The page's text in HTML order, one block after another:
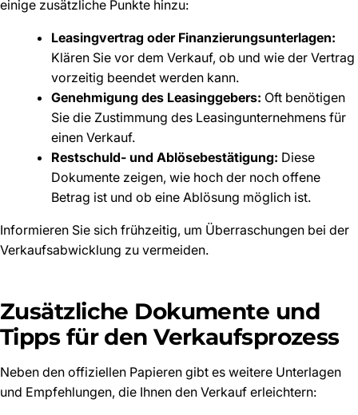
einige zusätzliche Punkte hinzu:
Leasingvertrag oder Finanzierungsunterlagen:
Klären Sie vor dem Verkauf, ob und wie der Vertrag
vorzeitig beendet werden kann.
Genehmigung des Leasinggebers: Oft benötigen
Sie die Zustimmung des Leasingunternehmens für
einen Verkauf.
Restschuld- und Ablösebestätigung: Diese
Dokumente zeigen, wie hoch der noch offene
Betrag ist und ob eine Ablösung möglich ist.
Informieren Sie sich frühzeitig, um Überraschungen bei der
Verkaufsabwicklung zu vermeiden.
Zusätzliche Dokumente und
Tipps für den Verkaufsprozess
Neben den offiziellen Papieren gibt es weitere Unterlagen
und Empfehlungen, die Ihnen den Verkauf erleichtern: